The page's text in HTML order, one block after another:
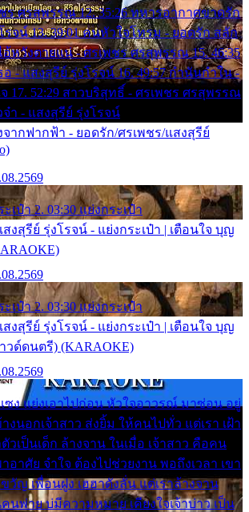
ร ศรสุพรรณ 12. 35:26 ทหารอากาศขาดรัก
รจน์ 13. 39:01 คนหัวใจโทรม - ยอดรัก สลัก
อ้หวังตายแน่ - ศรเพชร ศรสุพรรณ 15. 46:35
- แสงสุรีย์ รุ่งโรจน์ 16. 49:57 กำนันกำใน -
17. 52:29 สาวบริสุทธิ์ - ศรเพชร ศรสุพรรณ
จ๋า - แสงสุรีย์ รุ่งโรจน์
จากฟากฟ้า - ยอดรัก/ศรเพชร/แสงสุรีย์
เป๋า 2. 03:30 แย่งกระเป๋า
สงสุรีย์ รุ่งโรจน์ - แย่งกระเป๋า | เตือนใจ บุญ
เป๋า 2. 03:30 แย่งกระเป๋า
สงสุรีย์ รุ่งโรจน์ - แย่งกระเป๋า | เตือนใจ บุญ
วด์ดนตรี) (KARAOKE)
ซง แย่งเอาไปก่อน หัวใจอาวรณ์ มาซ่อน อยู่
งนอกเจ้าสาว ส่งยิ้ม ให้คนไปทั่ว แต่เรา เฝ้า
วเป็นเด็ก ล้างจาน ในเมื่อ เจ้าสาว คือคน
อาศัย จำใจ ต้องไปช่วยงาน พอถึงเวลา เขา
วัญ เพื่อนฝูง เฮฮาดังลั่น แต่เราล้างจาน
คนพ่าย บ่มีความหมาย เคียงใจเจ้าบ่าว เป็น